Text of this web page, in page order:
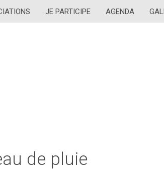
JE PARTICIPE AGENDA
de pluie